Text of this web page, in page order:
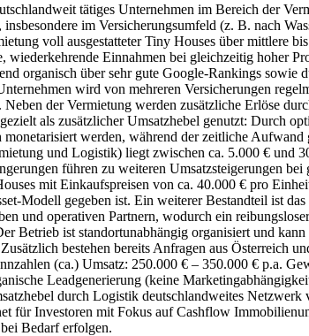
tätiges Unternehmen im Bereich der
im Versicherungsumfeld (z. B. nach
voll ausgestatteter Tiny Houses über mittlere
wiederkehrende Einnahmen bei gleichzeitig hoher
organisch über sehr gute Google-Rankings sowie
wird von mehreren Versicherungen
Neben der Vermietung werden zusätzliche Erlöse
als zusätzlicher Umsatzhebel genutzt: Durch
monetarisiert werden, während der zeitliche
und Logistik) liegt zwischen ca. 5.000 € und
führen zu weiteren Umsatzsteigerungen
mit Einkaufspreisen von ca. 40.000 € pro
Modell gegeben ist. Ein weiterer Bestandteil ist
und operativen Partnern, wodurch ein
Betrieb ist standortunabhängig organisiert und
bestehen bereits Anfragen aus Österreich
(ca.) Umsatz: 250.000 € – 350.000 € p.a.
Leadgenerierung (keine
durch Logistik deutschlandweites Netzwerk
für Investoren mit Fokus auf Cashflow
Bedarf erfolgen.